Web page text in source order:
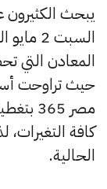
يبحث
المعادن التي
حيث تراوحت
مصر
كافة
الحالية.